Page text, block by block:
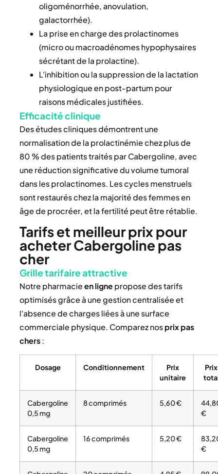
oligoménorrhée, anovulation,
galactorrhée).
La prise en charge des prolactinomes
(micro ou macroadénomes hypophysaires
sécrétant de la prolactine).
L'inhibition ou la suppression de la lactation
physiologique en post-partum pour
raisons médicales justifiées.
Efficacité clinique
Des études cliniques démontrent une
normalisation de la prolactinémie chez plus de
80 % des patients traités par Cabergoline, avec
une réduction significative du volume tumoral
dans les prolactinomes. Les cycles menstruels
sont restaurés chez la majorité des femmes en
âge de procréer, et la fertilité peut être rétablie.
Tarifs et meilleur prix pour
acheter Cabergoline pas
cher
Grille tarifaire attractive
Notre pharmacieen lignepropose des tarifs
optimisés grâce à une gestion centralisée et
l'absence de charges liées à une surface
commerciale physique. Comparez nosprixpas
chers:
Dosage Conditionnement
Prix
unitaire
Prix
Cabergoline
0,5 mg
8 comprimés 5,60 €
€
Cabergoline
0,5 mg
16 comprimés 5,20 €
€